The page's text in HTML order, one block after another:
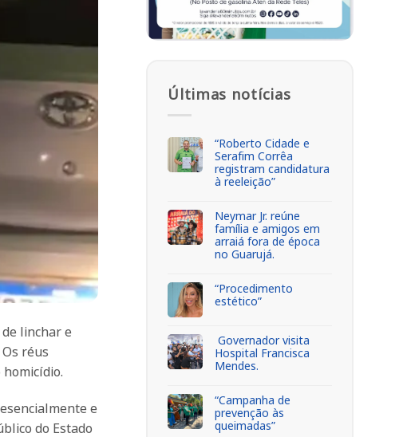
linchar e
réus
e
do Estado
Últimas notícias
“Roberto Cidade e
Serafim Corrêa
registram candidatura
à reeleição”
Neymar Jr. reúne
família e amigos em
arraiá fora de época
no Guarujá.
“Procedimento
estético”
Governador visita
Hospital Francisca
Mendes.
“Campanha de
prevenção às
queimadas”